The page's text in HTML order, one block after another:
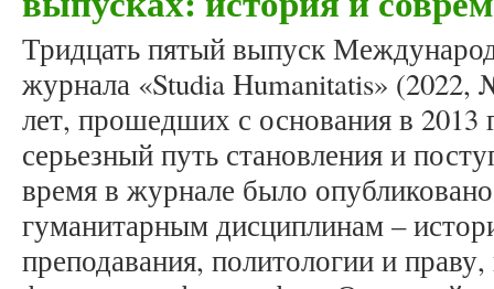
Тридцать пятый выпуск
журнала «Studia Humanitatis»
лет, прошедших с основания в 2013
серьезный путь становления и
время в журнале было
гуманитарным дисциплинам –
преподавания, политологии и